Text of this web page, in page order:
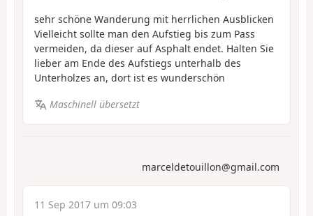
sehr schöne Wanderung mit herrlichen Ausblicken
Vielleicht sollte man den Aufstieg bis zum Pass
vermeiden, da dieser auf Asphalt endet. Halten Sie
lieber am Ende des Aufstiegs unterhalb des
Unterholzes an, dort ist es wunderschön
Maschinell übersetzt
marceldetouillon@gmail.com
11 Sep 2017 um 09:03